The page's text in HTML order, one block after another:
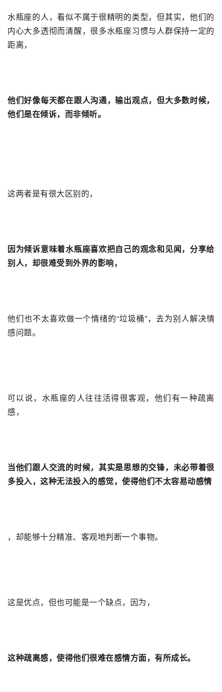
水瓶座的人，看似不属于很精明的类型，但其实，他们的
内心大多透彻而清醒，很多水瓶座习惯与人群保持一定的
距离，
他们好像每天都在跟人沟通，输出观点，但大多数时候，
他们是在倾诉，而非倾听。
这两者是有很大区别的，
因为倾诉意味着水瓶座喜欢把自己的观念和见闻，分享给
别人，却很难受到外界的影响，
他们也不太喜欢做一个情绪的“垃圾桶”，去为别人解决情
感问题。
可以说，水瓶座的人往往活得很客观，他们有一种疏离
感，
当他们跟人交流的时候，其实是思想的交锋，未必带着很
多投入，这种无法投入的感觉，使得他们不太容易动感情
，却能够十分精准、客观地判断一个事物。
这是优点，但也可能是一个缺点，因为，
这种疏离感，使得他们很难在感情方面，有所成长。